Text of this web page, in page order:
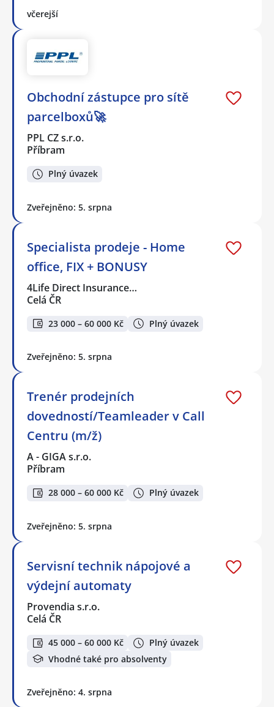
včerejší
Obchodní zástupce pro sítě
parcelboxů🚀
PPL CZ s.r.o.
Příbram
Plný úvazek
Zveřejněno: 5. srpna
Specialista prodeje - Home
office, FIX + BONUSY
4Life Direct Insurance…
Celá ČR
23 000 – 60 000 Kč Plný úvazek
Zveřejněno: 5. srpna
Trenér prodejních
dovedností/Teamleader v Call
Centru (m/ž)
A - GIGA s.r.o.
Příbram
28 000 – 60 000 Kč Plný úvazek
Zveřejněno: 5. srpna
Servisní technik nápojové a
výdejní automaty
Provendia s.r.o.
Celá ČR
45 000 – 60 000 Kč
Plný úvazek
Vhodné také pro absolventy
Zveřejněno: 4. srpna